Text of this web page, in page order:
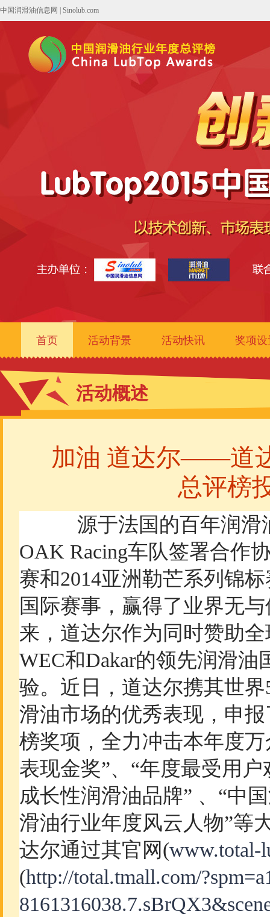
中国润滑油信息网 Sinolub.com
首页 活动背景 活动快讯 奖项设
活动概述
加油 道达尔——道
总评榜
源于法国的百年润滑
OAK Racing车队签署合作
赛和2014亚洲勒芒系列锦
国际赛事，赢得了业界无
来，道达尔作为同时赞助
WEC和Dakar的领先润滑
验。近日，道达尔携其世
滑油市场的优秀表现，申
榜奖项，全力冲击本年度
表现金奖”、“年度最受用
成长性润滑油品牌” 、“中
滑油行业年度风云人物”等
达尔通过其官网(www.total-
(http://total.tmall.com/